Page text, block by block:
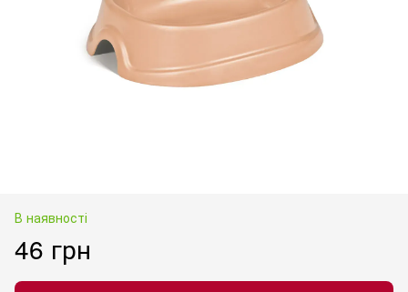
В наявності
46 грн